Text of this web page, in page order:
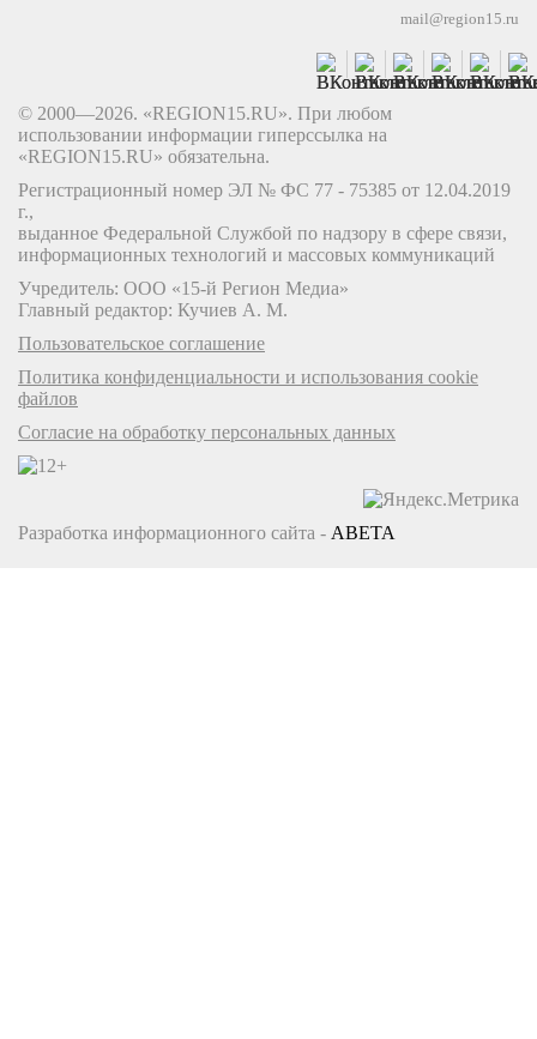
mail@region15.ru
© 2000—2026. «REGION15.RU». При любом
использовании информации гиперссылка на
«REGION15.RU» обязательна.
Регистрационный номер ЭЛ № ФС 77 - 75385 от 12.04.2019
г.,
выданное Федеральной Службой по надзору в сфере связи,
информационных технологий и массовых коммуникаций
Учредитель: ООО «15-й Регион Медиа»
Главный редактор: Кучиев А. М.
Пользовательское соглашение
Политика конфиденциальности и использования cookie
файлов
Согласие на обработку персональных данных
Разработка информационного сайта - ABETA